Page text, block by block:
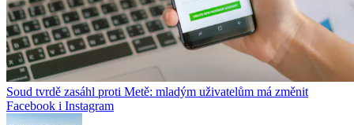
Soud tvrdě zasáhl proti Metě: mladým uživatelům má změnit
Facebook i Instagram